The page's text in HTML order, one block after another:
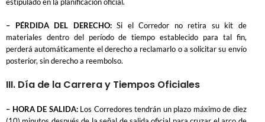
– PÉRDIDA DEL DERECHO:Si el Corredor no retira su kit de
materiales dentro del período de tiempo establecido para tal fin,
perderá automáticamente el derecho a reclamarlo o a solicitar su envío
posterior, sin derecho a reembolso.
III. Día de la Carrera y Tiempos Oficiales
– HORA DE SALIDA:Los Corredores tendrán un plazo máximo de diez